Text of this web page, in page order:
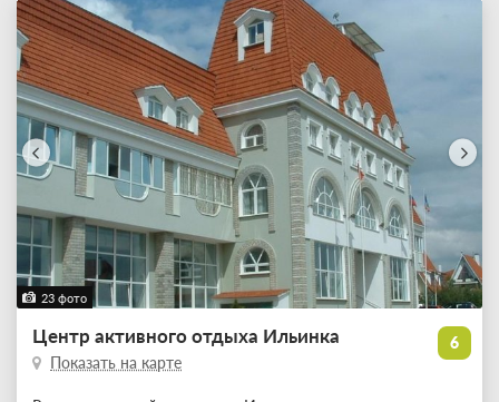
23 фото
6
Центр активного отдыха Ильинка
Показать на карте